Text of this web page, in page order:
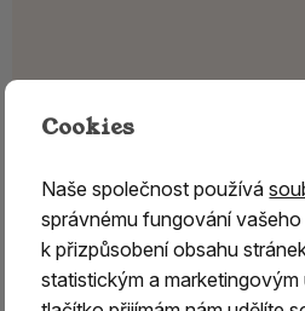
Cookies
Naše společnost používá
správnému fungování
k přizpůsobení obsahu
statistickým a marketingovým